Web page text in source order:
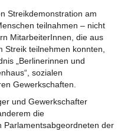
Streikdemonstration am
teilnahmen – nicht
MitarbeiterInnen, die aus
teilnehmen konnten,
„Berlinerinnen und
sozialen
Gewerkschaften.
und Gewerkschafter
die
Parlamentsabgeordneten der